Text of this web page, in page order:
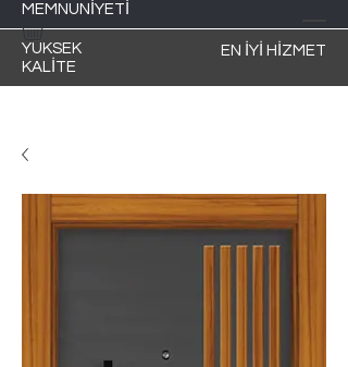
MEMNUNİYETİ
YÜKSEK
KALİTE
EN İYİ HİZMET